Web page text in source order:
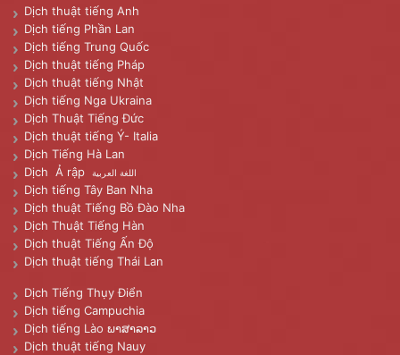
Dịch thuật tiếng Anh
Dịch tiếng Phần Lan
Dịch tiếng Trung Quốc
Dịch thuật tiếng Pháp
Dịch thuật tiếng Nhật
Dịch tiếng Nga Ukraina
Dịch Thuật Tiếng Đức
Dịch thuật tiếng Ý- Italia
Dịch Tiếng Hà Lan
Dịch Ả rập
اللغة العربية
Dịch tiếng Tây Ban Nha
Dịch thuật Tiếng Bồ Đào Nha
Dịch Thuật Tiếng Hàn
Dịch thuật Tiếng Ấn Độ
Dịch thuật tiếng Thái Lan
Dịch Tiếng Thụy Điển
Dịch tiếng Campuchia
Dịch tiếng Lào ພາສາລາວ
Dịch thuật tiếng Nauy